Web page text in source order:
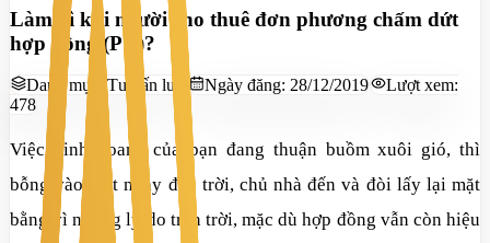
Làm gì khi người cho thuê đơn phương chấm dứt
hợp đồng (P 1)?
Danh mục: Tư vấn luật Ngày đăng: 28/12/2019
Lượt xem:
478
Việc kinh doanh của bạn đang thuận buồm xuôi gió, thì
bỗng vào một ngày đẹp trời, chủ nhà đến và đòi lấy lại mặt
bằng vì những lý do trên trời, mặc dù hợp đồng vẫn còn hiệu